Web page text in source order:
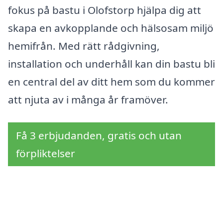
fokus på bastu i Olofstorp hjälpa dig att
skapa en avkopplande och hälsosam miljö
hemifrån. Med rätt rådgivning,
installation och underhåll kan din bastu bli
en central del av ditt hem som du kommer
att njuta av i många år framöver.
Få 3 erbjudanden, gratis och utan
förpliktelser